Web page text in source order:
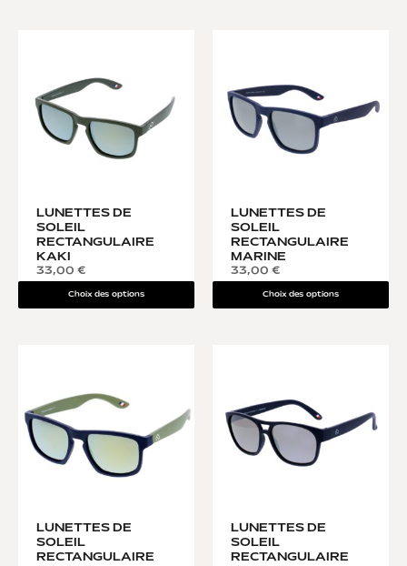
LUNETTES DE
SOLEIL
RECTANGULAIRE
KAKI
33,00 €
Choix des options
LUNETTES DE
SOLEIL
RECTANGULAIRE
MARINE
33,00 €
Choix des options
LUNETTES DE
SOLEIL
RECTANGULAIRE
LUNETTES DE
SOLEIL
RECTANGULAIRE